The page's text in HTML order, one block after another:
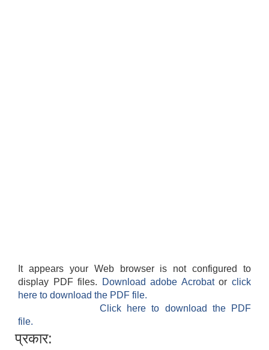
It appears your Web browser is not configured to
display PDF files.
Download adobe Acrobatorclick
here to download the PDF file.
Click here to download the PDF
file.
प्रकार: